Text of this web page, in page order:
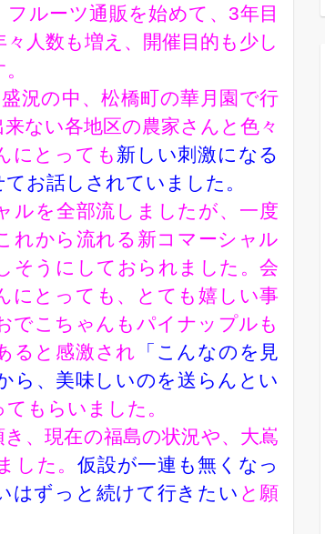
ルーツ通販を始めて、3年目
人数も増え、開催目的も少し
況の中、松橋町の華月園で行
ない各地区の農家さんと色々
にとっても 新しい刺激になる
お話しされていました。
ルを全部流しましたが、一度
れから流れる新コマーシャル
そうにしておられました。会
にとっても、とても嬉しい事
でこちゃんもパイナップルも
ると感激され
「こんなのを見
ら、美味しいのを送らんとい
もらいました。
、現在の福島の状況や、大嶌
した。仮設が一連も無くなっ
はずっと続けて行きたい と願